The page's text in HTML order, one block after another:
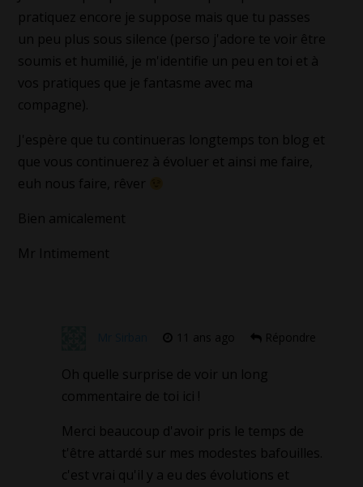
pratiquez encore je suppose mais que tu passes
un peu plus sous silence (perso j'adore te voir être
soumis et humilié, je m'identifie un peu en toi et à
vos pratiques que je fantasme avec ma
compagne).
J'espère que tu continueras longtemps ton blog et
que vous continuerez à évoluer et ainsi me faire,
euh nous faire, rêver
Bien amicalement
Mr Intimement
11 ans ago Répondre
Oh quelle surprise de voir un long
commentaire de toi ici !
Merci beaucoup d'avoir pris le temps de
t'être attardé sur mes modestes bafouilles.
c'est vrai qu'il y a eu des évolutions et